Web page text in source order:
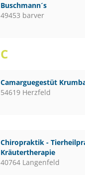
Buschmann´s
49453 barver
C
Camarguegestüt
54619 Herzfeld
Chiropraktik -
Kräutertherapie
40764 Langenfeld